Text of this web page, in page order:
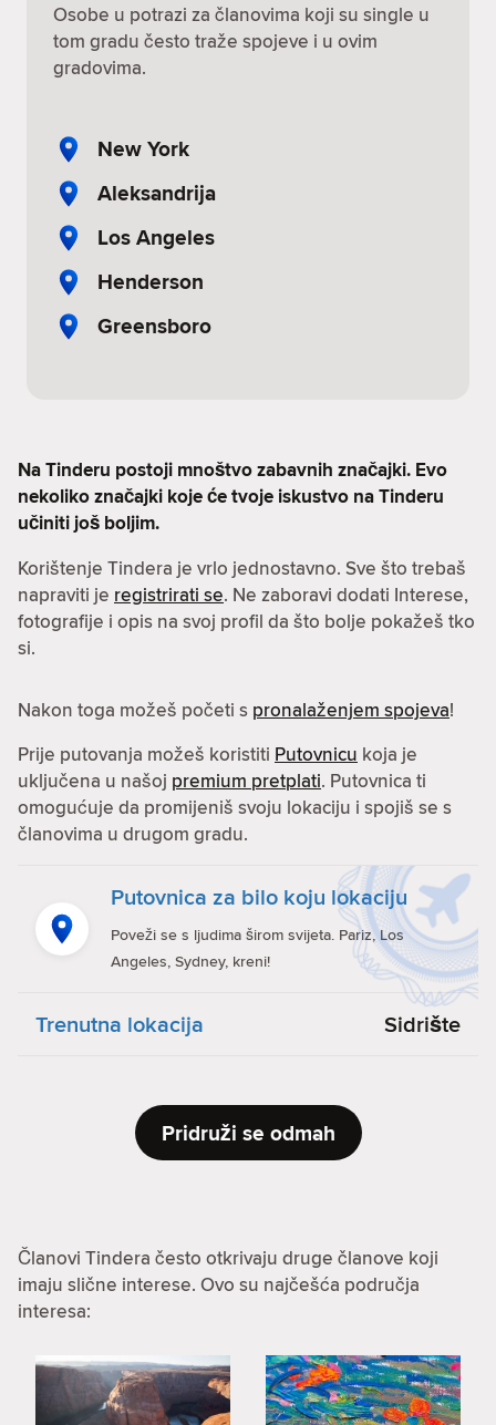
Osobe u potrazi za članovima koji su single u
tom gradu često traže spojeve i u ovim
gradovima.
New York
Aleksandrija
Los Angeles
Henderson
Greensboro
Na Tinderu postoji mnoštvo zabavnih značajki. Evo
nekoliko značajki koje će tvoje iskustvo na Tinderu
učiniti još boljim.
Korištenje Tindera je vrlo jednostavno. Sve što trebaš
napraviti je registrirati se. Ne zaboravi dodati Interese,
fotografije i opis na svoj profil da što bolje pokažeš tko
si.
Nakon toga možeš početi s pronalaženjem spojeva!
Prije putovanja možeš koristiti Putovnicu koja je
uključena u našoj premium pretplati. Putovnica ti
omogućuje da promijeniš svoju lokaciju i spojiš se s
članovima u drugom gradu.
Putovnica za bilo koju lokaciju
Poveži se s ljudima širom svijeta. Pariz, Los
Angeles, Sydney, kreni!
Trenutna lokacija Sidrište
Pridruži se odmah
Članovi Tindera često otkrivaju druge članove koji
imaju slične interese. Ovo su najčešća područja
interesa: